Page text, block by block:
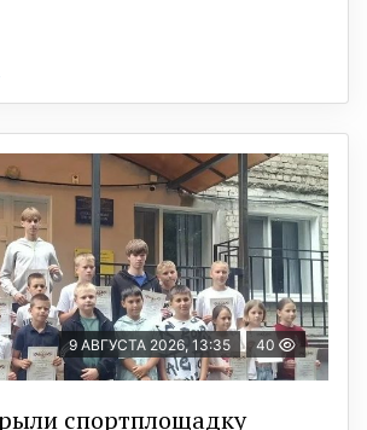
9 АВГУСТА 2026, 13:35 40
спортплощадку